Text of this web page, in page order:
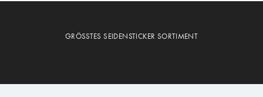
GRÖSSTES SEIDENSTICKER SORTIMENT